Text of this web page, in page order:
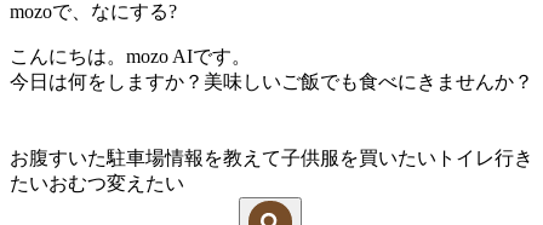
mozoで、なにする?
こんにちは。mozo AIです。
今日は何をしますか？美味しいご飯でも食べにきませんか？
お腹すいた駐車場情報を教えて子供服を買いたい トイレ行き
たいおむつ変えたい